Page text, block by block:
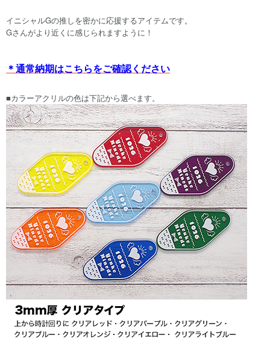
イニシャルGの推しを密かに応援するアイテムです。
Gさんがより近くに感じられますように！
＊通常納期はこちらをご確認ください
■カラーアクリルの色は下記から選べます。